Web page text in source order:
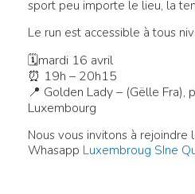
sport peu importe le lieu, la
Le run est accessible à tous
🗓mardi 16 avril
⏰ 19h – 20h15
📍 Golden Lady – (Gëlle
Luxembourg
Nous vous invitons à rejoindre
Whasapp Luxembroug SIne